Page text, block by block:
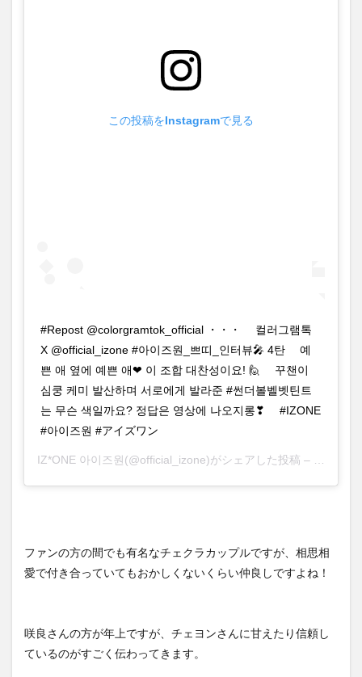
この投稿をInstagramで見る
#Repost @colorgramtok_official ・・・ ⠀ 컬러그램톡
X @official_izone #아이즈원_쁘띠_인터뷰🎤 4탄 ⠀ 예
쁜 애 옆에 예쁜 애❤ 이 조합 대찬성이요! 🙋 ⠀ 꾸챈이
심쿵 케미 발산하며 서로에게 발라준 #썬더볼벨벳틴트
는 무슨 색일까요? 정답은 영상에 나오지롱❣ ⠀ #IZONE
#아이즈원 #アイズワン
IZ*ONE 아이즈원 (@official_izone)がシェアした投稿 –
ファンの方の間でも有名なチェクラカップルですが、相思相
愛で付き合っていてもおかしくないくらい仲良しですよね！
咲良さんの方が年上ですが、チェヨンさんに甘えたり信頼し
ているのがすごく伝わってきます。